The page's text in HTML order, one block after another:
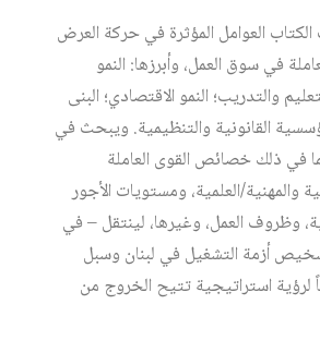
العوامل المؤثرة في حركة العرض
في سوق العمل، وأبرزها: النمو
والتدريب؛ النمو الاقتصادي؛ البنى
القانونية والتنظيمية. ويبحث في
في ذلك خصائص القوى العاملة
والمهنية/العلمية، ومستويات الأجور
وظروف العمل، وغيرها، لينتقل – في
أزمة التشغيل في لبنان وسبل
لرؤية استراتيجية تتيح الخروج من